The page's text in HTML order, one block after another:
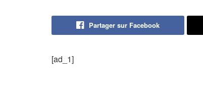
Partager sur Facebook
[ad_1]